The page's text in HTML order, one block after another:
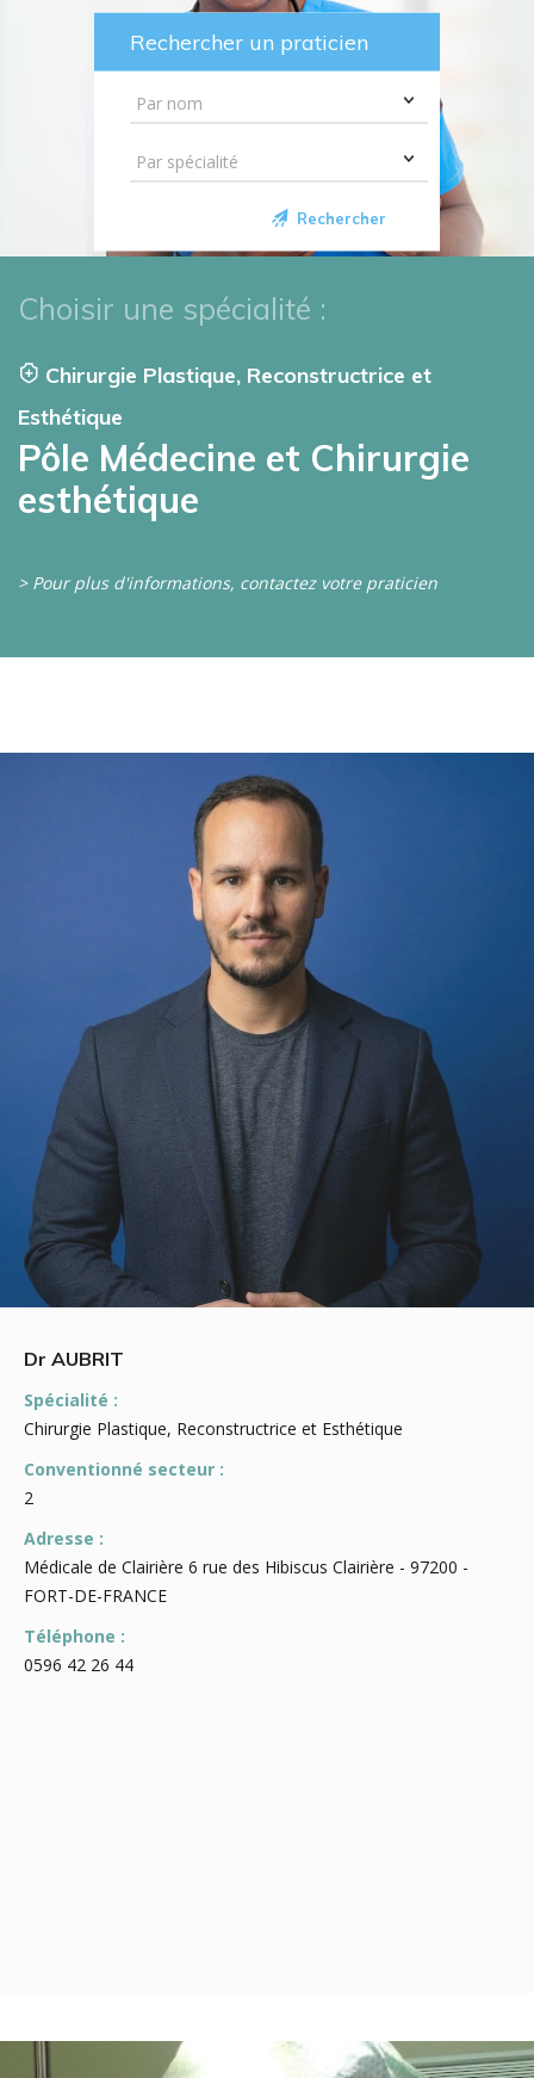
Rechercher un praticien
Rechercher
Choisir une spécialité :
Chirurgie Plastique, Reconstructrice et
Esthétique
Pôle Médecine et Chirurgie
esthétique
> Pour plus d'informations, contactez votre praticien
Dr AUBRIT
Spécialité :
Chirurgie Plastique, Reconstructrice et Esthétique
Conventionné secteur :
2
Adresse :
Médicale de Clairière 6 rue des Hibiscus Clairière - 97200 -
FORT-DE-FRANCE
Téléphone :
0596 42 26 44